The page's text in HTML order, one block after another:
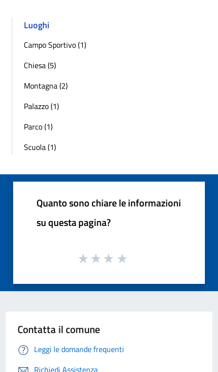
Luoghi
Campo Sportivo (1)
Chiesa (5)
Montagna (2)
Palazzo (1)
Parco (1)
Scuola (1)
Quanto sono chiare le informazioni
su questa pagina?
Contatta il comune
Leggi le domande frequenti